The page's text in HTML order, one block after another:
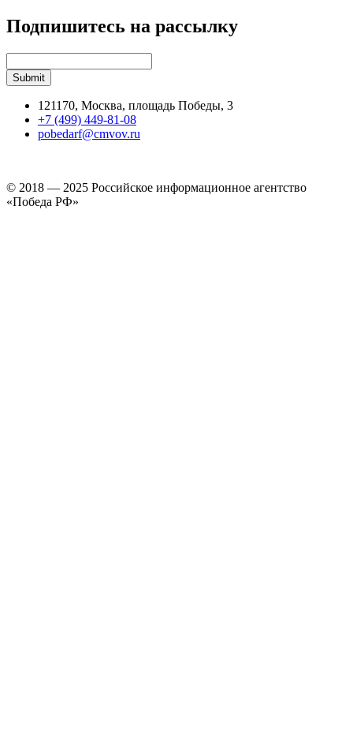
Подпишитесь на рассылку
121170, Москва, площадь Победы, 3
+7 (499) 449-81-08
pobedarf@cmvov.ru
© 2018 — 2025 Российское информационное агентство
«Победа РФ»